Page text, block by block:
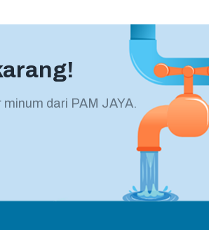
dari PAM JAYA.